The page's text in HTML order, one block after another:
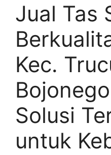
Jual Tas
Kec.
Solusi
untuk